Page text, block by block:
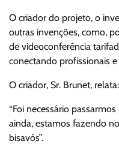
O criador do projeto, o
outras invenções, como,
de videoconferência
conectando profissionais
O criador, Sr. Brunet, relata:
“Foi necessário
ainda, estamos fazendo
bisavós”.